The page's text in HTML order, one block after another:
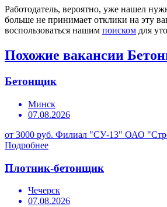
Работодатель, вероятно, уже нашел
больше не принимает отклики на эту
воспользоваться нашим поиском для
Похожие вакансии
Бетонщик
Минск
07.08.2026
от 3000 руб. Филиал "СУ-13" ОАО
Подробнее
Плотник-бетонщик
Чечерск
07.08.2026